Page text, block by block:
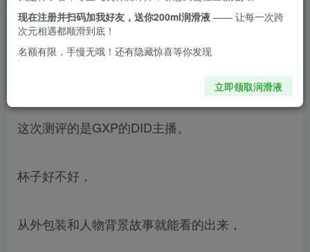
大家好啊，
这次测评的是GXP的DID主播。
杯子好不好，
从外包装和人物背景故事就能看的出来，
现在注册并扫码加我好友，送你200ml润滑液 —— 让每一次跨
次元相遇都顺滑到底！
名额有限，手慢无哦！还有隐藏惊喜等你发现
立即领取润滑液